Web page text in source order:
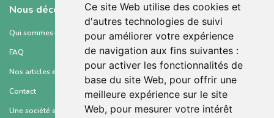
Ce site Web utilise des cookies et
d'autres technologies de suivi
pour améliorer votre expérience
de navigation aux fins suivantes :
pour activer les fonctionnalités de
base du site Web, pour offrir une
meilleure expérience sur le site
Web, pour mesurer votre intérêt
Nous découvrir
Qui sommes-nous ?
FAQ
Nos articles et ressources
Contact
Une société soutenue par :